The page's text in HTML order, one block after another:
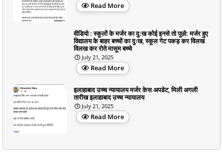
Read More
वीडियो : स्कूलों के मर्जर का दु:ख कोई इनसे तो पूछो: मर्जर हुए
विद्यालय के बाहर बच्चों का दुःख, स्कूल गेट पकड़ कर विलख
विलख कर रोते मासूम बच्चे
July 21, 2025
Read More
इलाहाबाद उच्च न्यायालय मर्जर केस अपडेट, मिली अगली
तारीख इलाहाबाद उच्च न्यायालय
July 21, 2025
Read More